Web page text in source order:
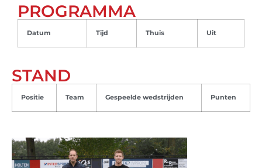
PROGRAMMA
Datum Tijd Thuis Uit
STAND
Positie Team Gespeelde wedstrijden Punten